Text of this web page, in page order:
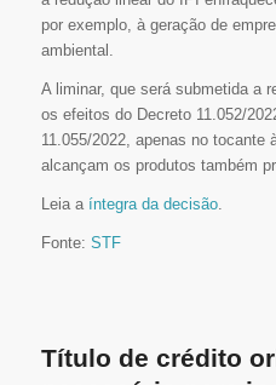
por exemplo, à geração de
ambiental.
A liminar, que será submetida a
os efeitos do Decreto 11.052/
11.055/2022, apenas no tocante
alcançam os produtos também
Leia a íntegra da decisão.
Fonte: STF
Título de crédito